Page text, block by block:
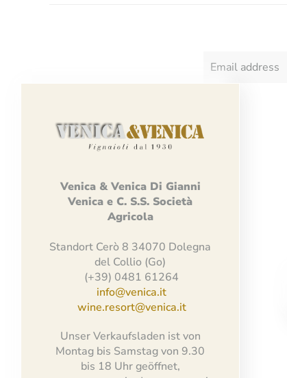
Venica &Venica Di Gianni
VenicaeC. S.S. Società
Agricola
Standort Cerò 8 34070 Dolegna
del Collio (Go)
(+39) 0481 61264
info@venica.it
wine.resort@venica.it
Unser Verkaufsladen ist von
Montag bis Samstag von 9.30
bis 18 Uhr geöffnet,